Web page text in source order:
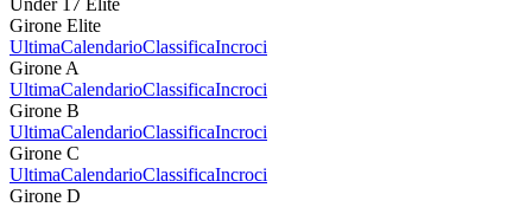
Girone Elite
UltimaCalendarioClassificaIncroci
Girone A
UltimaCalendarioClassificaIncroci
Girone B
UltimaCalendarioClassificaIncroci
Girone C
UltimaCalendarioClassificaIncroci
Girone D